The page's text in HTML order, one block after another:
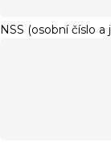
NSS (osobní číslo